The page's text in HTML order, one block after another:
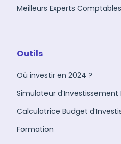
Meilleurs Experts
Outils
Où investir en 2024 ?
Simulateur
Calculatrice Budget
Formation